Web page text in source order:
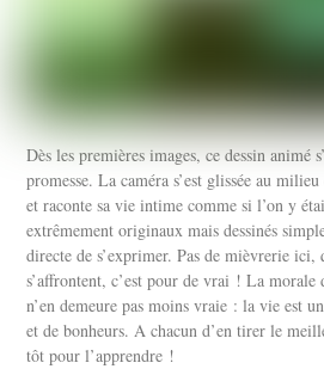
Dès les premières images, ce dessin animé
promesse. La caméra s’est glissée au
et raconte sa vie intime comme si l’on y
extrêmement originaux mais dessinés
directe de s’exprimer. Pas de mièvrerie
s’affrontent, c’est pour de vrai ! La morale
n’en demeure pas moins vraie : la vie est
et de bonheurs. A chacun d’en tirer le
tôt pour l’apprendre !